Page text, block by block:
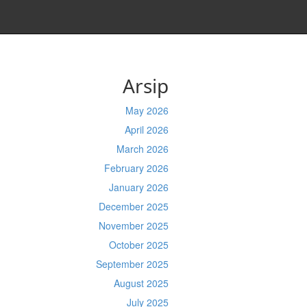
Arsip
May 2026
April 2026
March 2026
February 2026
January 2026
December 2025
November 2025
October 2025
September 2025
August 2025
July 2025